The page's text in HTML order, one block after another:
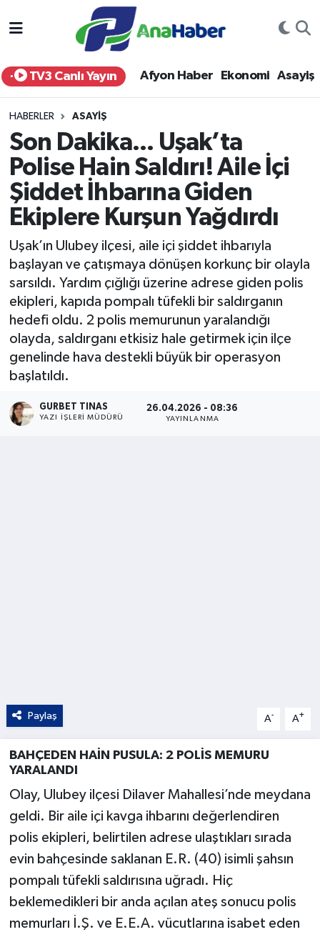
TV3 Canlı Yayın Afyon Haber Ekonomi Asayiş
HABERLER ASAYIŞ
Son Dakika... Uşak’ta
Polise Hain Saldırı! Aile İçi
Şiddet İhbarına Giden
Ekiplere Kurşun Yağdırdı
Uşak’ın Ulubey ilçesi, aile içi şiddet ihbarıyla
başlayan ve çatışmaya dönüşen korkunç bir olayla
sarsıldı. Yardım çığlığı üzerine adrese giden polis
ekipleri, kapıda pompalı tüfekli bir saldırganın
hedefi oldu. 2 polis memurunun yaralandığı
olayda, saldırganı etkisiz hale getirmek için ilçe
genelinde hava destekli büyük bir operasyon
başlatıldı.
GURBET TINAS
YAZI İŞLERI MÜDÜRÜ
26.04.2026 - 08:36
YAYINLANMA
Paylaş A- A+
BAHÇEDEN HAİN PUSULA: 2 POLİS MEMURU
YARALANDI
Olay, Ulubey ilçesi Dilaver Mahallesi’nde meydana
geldi. Bir aile içi kavga ihbarını değerlendiren
polis ekipleri, belirtilen adrese ulaştıkları sırada
evin bahçesinde saklanan E.R. (40) isimli şahsın
pompalı tüfekli saldırısına uğradı. Hiç
beklemedikleri bir anda açılan ateş sonucu polis
memurları İ.Ş. ve E.E.A. vücutlarına isabet eden
Yurt Haber
Afyon Haber
Siyaset
Spor
Sağlık
Teknoloji
Kültür - Sanat
Yaşam
Afyonkarahisar Nöbetçi Eczaneler
Afyonkarahisar Hava Durumu
Afyonkarahisar Trafik Yoğunluk Haritası
Süper Lig Puan Durumu ve Fikstür
Son Dakika Haberleri
Haber Arşivi